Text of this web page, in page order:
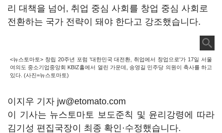
리 대책을 넘어, 취업 중심 사회를 창업 중심 사회로
전환하는 국가 전략이 돼야 한다고 강조했습니다.
<뉴스토마토> 창립 20주년 포럼 '대한민국 대전환, 취업에서 창업으로'가 17일 서울
여의도 중소기업중앙회 KBIZ홀에서 열린 가운데, 송영길 민주당 의원이 축사를 하고
있다. (사진=뉴스토마토)
이지우 기자 jw@etomato.com
이 기사는 뉴스토마토 보도준칙 및 윤리강령에 따라
김기성 편집국장이 최종 확인·수정했습니다.